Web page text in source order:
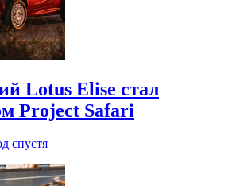
Lotus Elise стал
Project Safari
спустя